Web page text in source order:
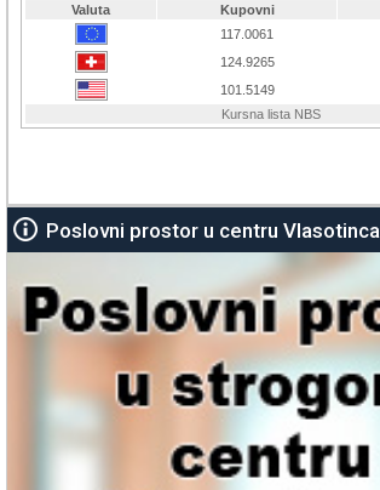
Poslovni prostor u centru Vlasotinca